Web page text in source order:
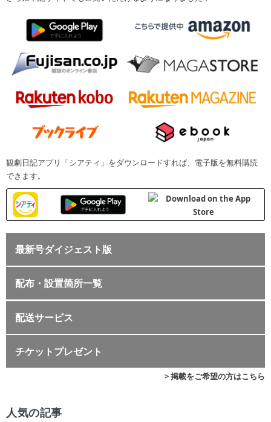
観劇日記アプリ「シアティ」をダウンロードすれば、電子版を無料購読
できます。
最新号ダイジェスト版
配布・設置箇所一覧
配送サービス
チケットプレゼント
> 掲載をご希望の方はこちら
人気の記事